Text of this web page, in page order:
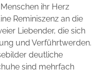
ihr Herz
Reminiszenz an die
Liebender, die sich
und Verführtwerden.
deutliche
sind mehrfach